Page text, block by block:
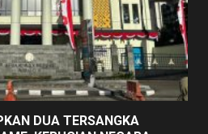
DUA TERSANGKA